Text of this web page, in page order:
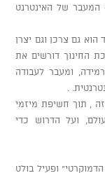
- המעבר של האינטרנט
גם צרכן וגם יצרן
החינוך דורשים את
ומעבר לעבודה
.
, תוך חשיפת מיזמי
ועל הדרוש כדי
ופעיל בולט